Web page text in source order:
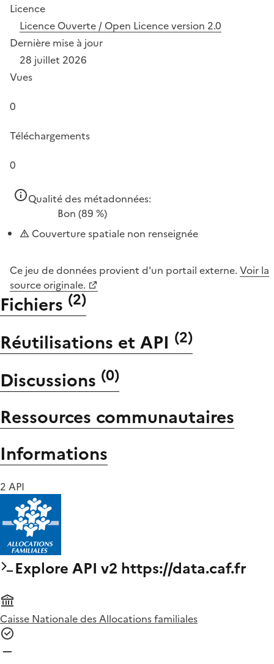
Licence
Licence Ouverte / Open Licence version 2.0
Dernière mise à jour
28 juillet 2026
Vues
0
Téléchargements
0
Qualité des métadonnées:
Bon (89 %)
Couverture spatiale non renseignée
Ce jeu de données provient d'un portail externe. Voir la
source originale.
Fichiers (2)
Réutilisations et API (2)
Discussions (0)
Ressources communautaires
Informations
2 API
Explore API v2 https://data.caf.fr
Caisse Nationale des Allocations familiales